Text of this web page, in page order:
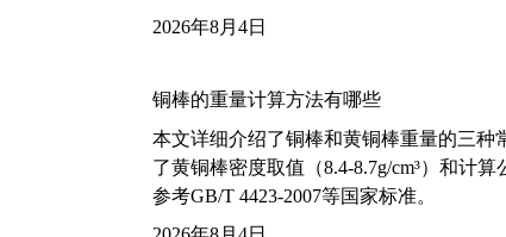
2026年8月4日
铜棒的重量计算方法有哪些
本文详细介绍了铜棒和黄铜棒重量的三
了黄铜棒密度取值（8.4-8.7g/cm³）和计
参考GB/T 4423-2007等国家标准。